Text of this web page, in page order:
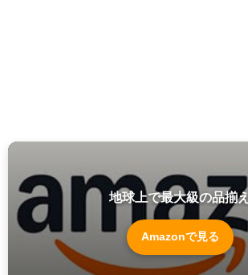
地球上で最大級の品揃え
Amazonで見る